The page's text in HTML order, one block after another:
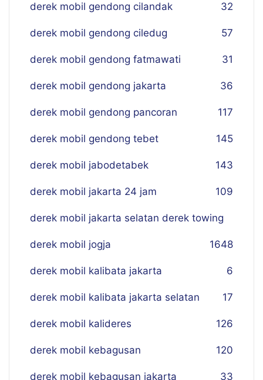
derek mobil gendong cilandak 32
derek mobil gendong ciledug 57
derek mobil gendong fatmawati 31
derek mobil gendong jakarta 36
derek mobil gendong pancoran 117
derek mobil gendong tebet 145
derek mobil jabodetabek 143
derek mobil jakarta 24 jam 109
derek mobil jakarta selatan derek towing
48
derek mobil jogja 16
derek mobil kalibata jakarta 6
derek mobil kalibata jakarta selatan 17
derek mobil kalideres 126
derek mobil kebagusan 120
derek mobil kebagusan jakarta 33